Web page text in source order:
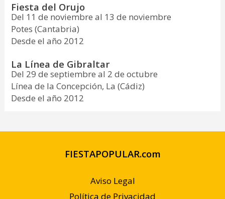
Fiesta del Orujo
Del 11 de noviembre al 13 de noviembre
Potes (Cantabria)
Desde el año 2012
La Línea de Gibraltar
Del 29 de septiembre al 2 de octubre
Línea de la Concepción, La (Cádiz)
Desde el año 2012
FIESTAPOPULAR.com
Aviso Legal
Política de Privacidad